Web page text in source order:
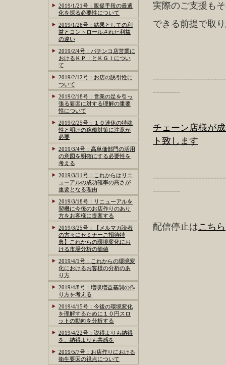
実際のご支援も
できる前提で取
---------
チェーン店様が
ト致します
---------
配信停止はこちら
2019/1/21号：販促手段の最適
化を探る必要性について
2019/1/28号：結果としての利
益とコントロールされた利益
の違い
2019/2/4号：パチンコ店営業に
おけるＫＰＩとＫＧＩについ
て
2019/2/12号：お店の誘引性に
ついて
2019/2/18号：営業の足を引っ
張る要因に対する理解の重要
性について
2019/2/25号：１０連休の特殊
性と明けの稼働対策に注意が
必要
2019/3/4号：高単価部門の活用
の意図を明確にする必要性を
考える
2019/3/11号：これからはリニ
ューアルの成功確率の高さが
重要となる理由
2019/3/18号：リニューアルを
契機に今後のお店作りのあり
方をお客様に提案する
2019/3/25号：【メルマガ読者
の方々にセミナーご招待特
典】これからの環境変化にお
ける市場分析の価値
2019/4/1号：これからの環境変
化におけるお客様の分析のあ
り方
2019/4/8号：増収増益基調の作
り方を考える
2019/4/15号：今後の環境変化
を理解するために１０円スロ
ットの動向を分析する
2019/4/22号：説得よりも納得
を、納得よりも共感を
2019/5/7号：お店作りにおける
衛生要因の視点について